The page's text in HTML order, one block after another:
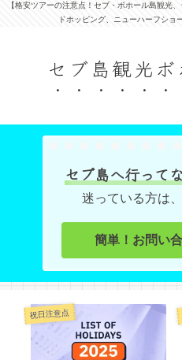
【格安ツアーの注意点！セブ・ボホール島観光
ドホッピング、ニューハーフショ
セブ島観光
セブ島へ行って
迷っている方は
簡単！お問い
祝日注意点